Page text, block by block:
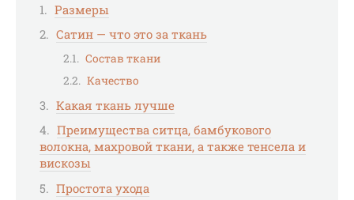
Размеры
Сатин — что это за ткань
Состав ткани
Качество
Какая ткань лучше
Преимущества ситца, бамбукового
волокна, махровой ткани, а также тенсела и
вискозы
Простота ухода